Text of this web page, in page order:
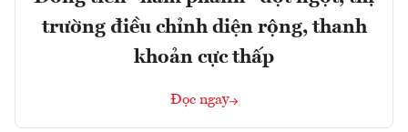
trường điều chỉnh diện rộng, thanh
khoản cực thấp
Đọc ngay